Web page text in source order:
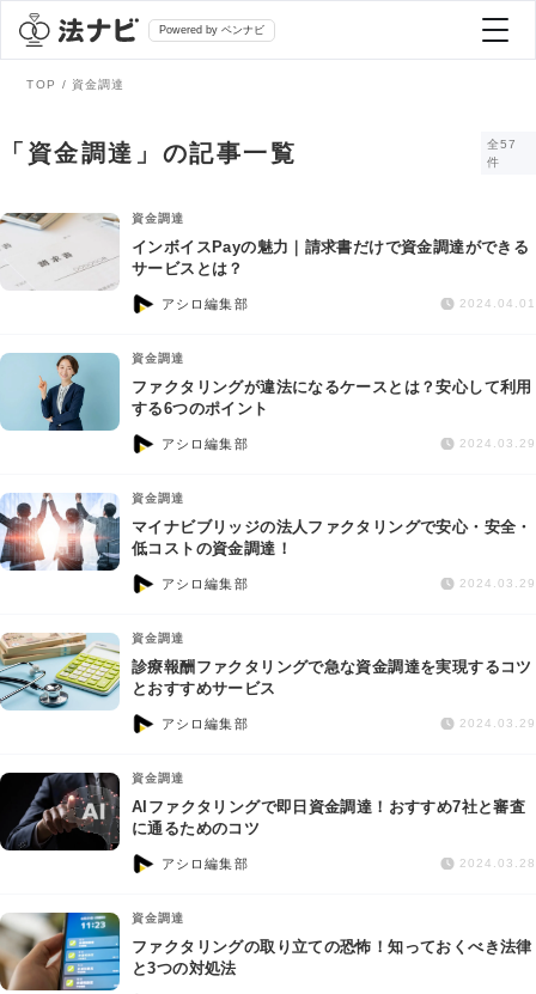
Powered by ベンナビ
全て
法律相談
債務整理
交通事故
労働問題
債権回収
IT・ネット
資金調達
企業法務
弁護士を探す
おすすめ弁護士診断
AI Search Premium
TOP 資金調達
「資金調達」の記事一覧
全57
件
資金調達
インボイスPayの魅力｜請求書だけで資金調達ができる
サービスとは？
アシロ編集部 2024.04.01
資金調達
ファクタリングが違法になるケースとは？安心して利用
する6つのポイント
アシロ編集部 2024.03.29
資金調達
マイナビブリッジの法人ファクタリングで安心・安全・
低コストの資金調達！
アシロ編集部 2024.03.29
資金調達
診療報酬ファクタリングで急な資金調達を実現するコツ
とおすすめサービス
アシロ編集部 2024.03.29
資金調達
AIファクタリングで即日資金調達！おすすめ7社と審査
に通るためのコツ
アシロ編集部 2024.03.28
資金調達
ファクタリングの取り立ての恐怖！知っておくべき法律
と3つの対処法